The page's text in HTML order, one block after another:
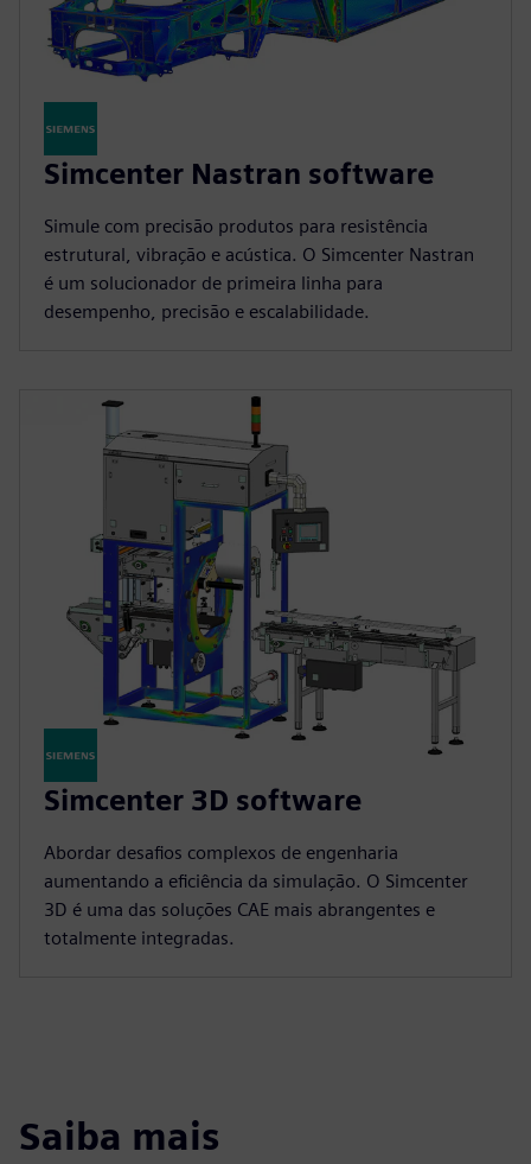
Simcenter Nastran software
Simule com precisão produtos para resistência
estrutural, vibração e acústica. O Simcenter Nastran
é um solucionador de primeira linha para
desempenho, precisão e escalabilidade.
Simcenter 3D software
Abordar desafios complexos de engenharia
aumentando a eficiência da simulação. O Simcenter
3D é uma das soluções CAE mais abrangentes e
totalmente integradas.
Saiba mais